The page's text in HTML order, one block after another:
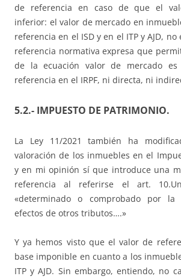
de referencia en caso de que el
inferior: el valor de mercado en
referencia en el ISD y en el ITP y AJD, no
referencia normativa expresa que
de la ecuación valor de mercado
referencia en el IRPF, ni directa, ni
5.2.- IMPUESTO DE PATRIMONIO.
La Ley 11/2021 también ha
valoración de los inmuebles en el
y en mi opinión sí que introduce una
referencia al referirse el art.
«determinado o comprobado por la
efectos de otros tributos….»
Y ya hemos visto que el valor de
base imponible en cuanto a los
ITP y AJD. Sin embargo, entiendo, no